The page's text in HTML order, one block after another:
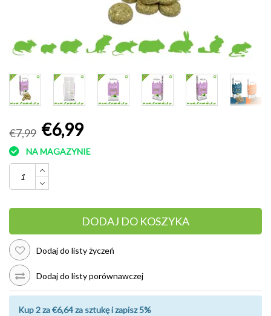
€7,99 €6,99
NA MAGAZYNIE
DODAJ DO KOSZYKA
Dodaj do listy życzeń
Dodaj do listy porównawczej
Kup 2 za €6,64 za sztukę i zapisz 5%